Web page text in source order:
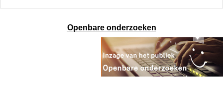
Openbare onderzoeken